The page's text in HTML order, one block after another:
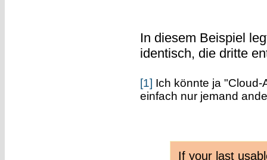
In diesem Beispiel
identisch, die dritte
[1] Ich könnte ja
einfach nur jemand
If your last